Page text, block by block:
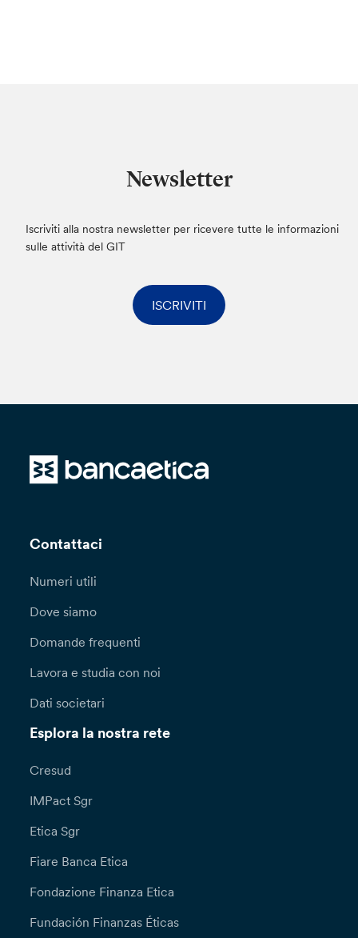
Newsletter
Iscriviti alla nostra newsletter per ricevere tutte le informazioni
sulle attività del GIT
ISCRIVITI
Contattaci
Numeri utili
Dove siamo
Domande frequenti
Lavora e studia con noi
Dati societari
Esplora la nostra rete
Cresud
IMPact Sgr
Etica Sgr
Fiare Banca Etica
Fondazione Finanza Etica
Fundación Finanzas Éticas